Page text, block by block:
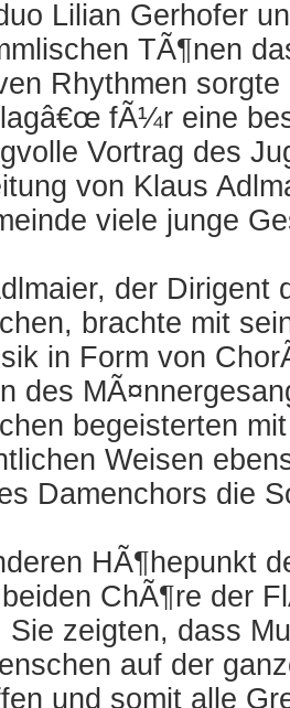
Lilian Gerhofer
TÃ¶nen
Rhythmen
fÃ¼r eine
Vortrag des
von Klaus
viele junge
der Dirigent
brachte mit
in Form von
des
begeisterten
Weisen
Damenchors die
HÃ¶hepunkt
ChÃ¶re der
Sie zeigten, dass
auf der
und somit alle